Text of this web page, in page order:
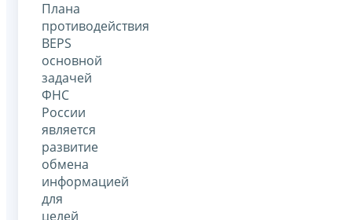
Плана
противодействия
BEPS
основной
задачей
ФНС
России
является
развитие
обмена
информацией
для
целей